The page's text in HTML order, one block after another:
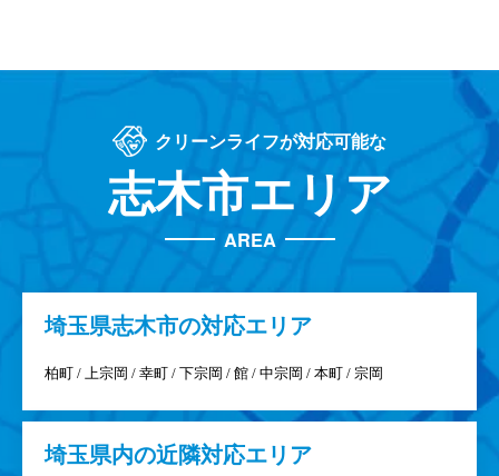
クリーンライフが対応可能な
志木市エリア
AREA
埼玉県志木市の対応エリア
柏町 / 上宗岡 / 幸町 / 下宗岡 / 館 / 中宗岡 / 本町 / 宗岡
埼玉県内の近隣対応エリア